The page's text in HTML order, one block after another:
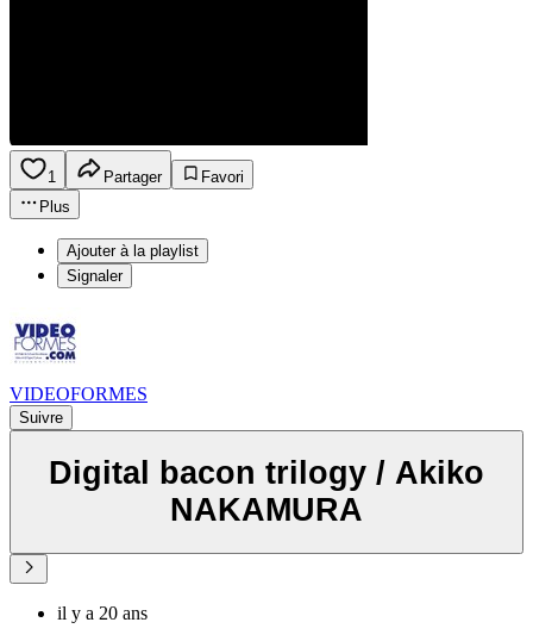
1 Partager
Favori
Plus
Ajouter à la playlist
Signaler
VIDEOFORMES
Suivre
Digital bacon trilogy / Akiko
NAKAMURA
il y a 20 ans